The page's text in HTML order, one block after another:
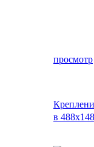
просмотр
в